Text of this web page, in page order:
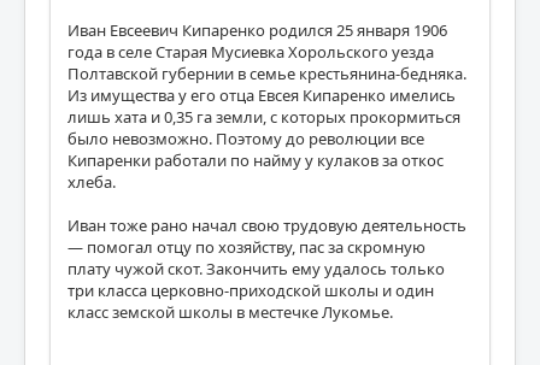
Иван Евсеевич Кипаренко родился 25 января 1906
года в селе Старая Мусиевка Хорольского уезда
Полтавской губернии в семье крестьянина-бедняка.
Из имущества у его отца Евсея Кипаренко имелись
лишь хата и 0,35 га земли, с которых прокормиться
было невозможно. Поэтому до революции все
Кипаренки работали по найму у кулаков за откос
хлеба.
Иван тоже рано начал свою трудовую деятельность
— помогал отцу по хозяйству, пас за скромную
плату чужой скот. Закончить ему удалось только
три класса церковно-приходской школы и один
класс земской школы в местечке Лукомье.